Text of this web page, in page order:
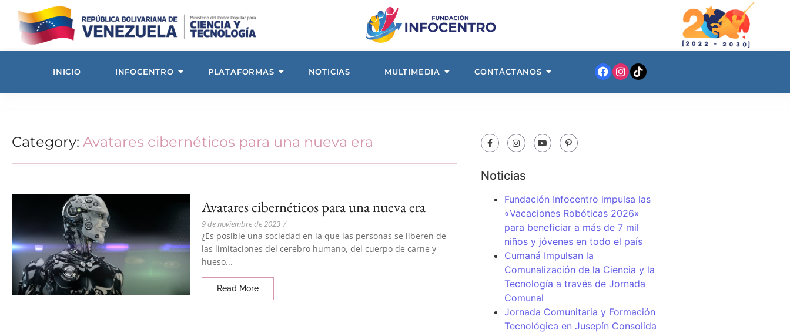
INICIO INFOCENTRO PLATAFORMAS NOTICIAS MULTIMEDIA CONTÁCTANOS
Category: Avatares cibernéticos para una nueva era
Avatares cibernéticos para una nueva era
9 de noviembre de 2023 /
¿Es posible una sociedad en la que las personas se liberen de
las limitaciones del cerebro humano, del cuerpo de carne y
hueso...
Read More
Noticias
Fundación Infocentro impulsa las
«Vacaciones Robóticas 2026»
para beneficiar a más de 7 mil
niños y jóvenes en todo el país
Cumaná Impulsan la
Comunalización de la Ciencia y la
Tecnología a través de Jornada
Comunal
Jornada Comunitaria y Formación
Tecnológica en Jusepín Consolida